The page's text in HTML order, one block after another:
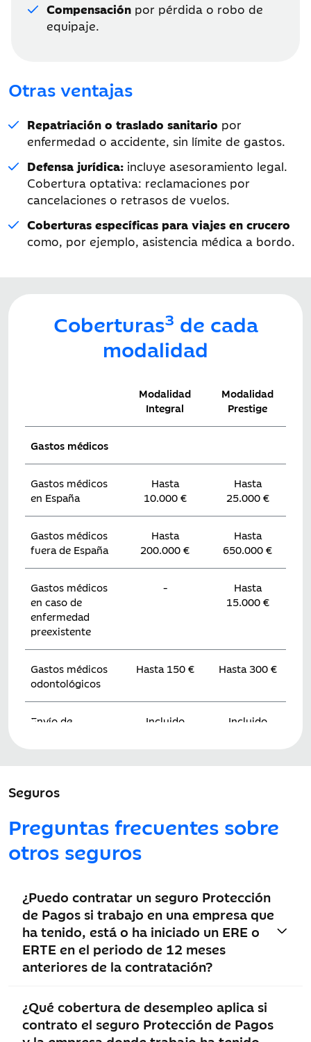
Compensación por pérdida o robo de
equipaje.
Otras ventajas
Repatriación o traslado sanitario por
enfermedad o accidente, sin límite de gastos.
Defensa jurídica: incluye asesoramiento legal.
Cobertura optativa: reclamaciones por
cancelaciones o retrasos de vuelos.
Coberturas específicas para viajes en crucero
como, por ejemplo, asistencia médica a bordo.
Coberturas3 de cada
modalidad
Modalidad
Integral
Modalidad
Prestige
Gastos médicos
Gastos médicos
en España
Hasta
10.000 €
Hasta
25.000 €
Gastos médicos
fuera de España
Hasta
200.000 €
Hasta
650.000 €
Gastos médicos
en caso de
enfermedad
preexistente
-
Hasta
15.000 €
Gastos médicos
odontológicos
Hasta 150 € Hasta300 €
Envío de
Incluido Incluido
traslado sanitario
por enfermedad o
accidente
Repatriación o
traslado por
fallecimiento
Ilimitado
Repatriación o
traslado de los
asegurados
Hasta 2
acompañantes
Seguros
Preguntas frecuentes sobre
otros seguros
¿Puedo contratar un seguro Protección
de Pagos si trabajo en una empresa que
ha tenido, está o ha iniciado un ERE o
ERTE en el periodo de 12 meses
anteriores de la contratación?
¿Qué cobertura de desempleo aplica si
contrato el seguro Protección de Pagos